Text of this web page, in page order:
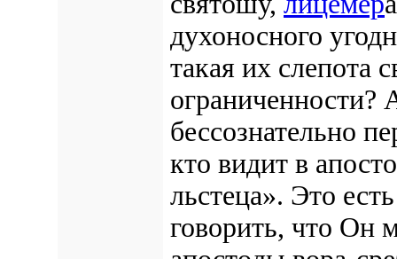
духоносного
такая их слепота
бессознательно
кто видит в
льстеца». Это
говорить, что Он